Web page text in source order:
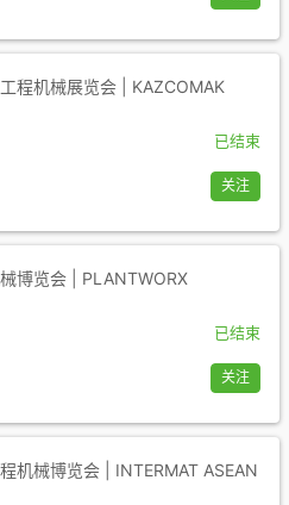
程机械展览会 | KAZCOMAK
已结束
关注
博览会 | PLANTWORX
已结束
关注
机械博览会 | INTERMAT ASEAN